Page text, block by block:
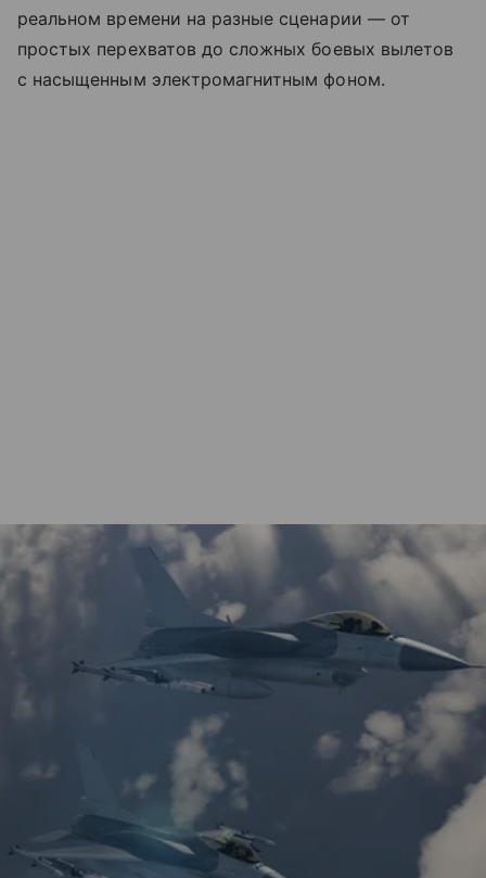
реальном времени на разные сценарии — от
простых перехватов до сложных боевых вылетов
с насыщенным электромагнитным фоном.